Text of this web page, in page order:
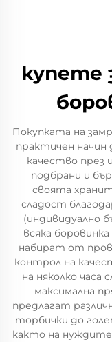
купете
Покупката на
практичен начин
качество през
подбрани и
своята
сладост
(индивидуално
всяка
набират от
контрол на
на няколко часа
максимална
предлагат
торбички до
както на